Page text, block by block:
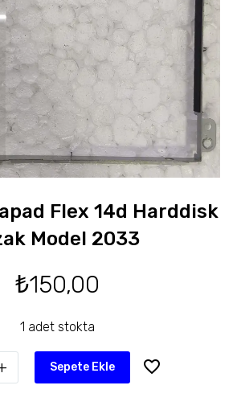
Flex 14d Harddisk
Model 2033
₺150,00
1 adet stokta
Sepete Ekle